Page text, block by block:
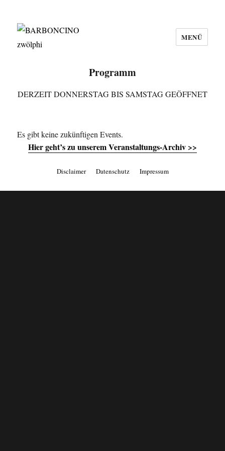
BARBONCINO zwölphi
MENÜ
Programm
DERZEIT DONNERSTAG BIS SAMSTAG GEÖFFNET
Es gibt keine zukünftigen Events.
Hier geht’s zu unserem Veranstaltungs-Archiv >>
Disclaimer Datenschutz Impressum